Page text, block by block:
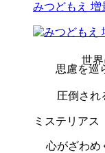
みつどもえ 増
心がざわめ
ミステリアス
圧倒され
思慮を巡
世